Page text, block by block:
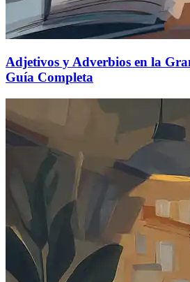
Adjetivos y Adverbios en la
Guía Completa